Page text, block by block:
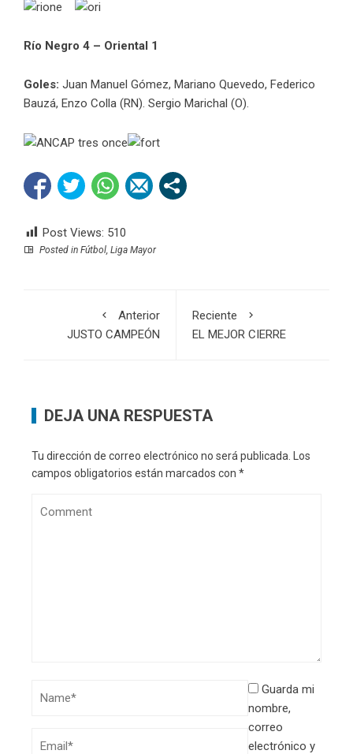
Río Negro 4 – Oriental 1
Goles: Juan Manuel Gómez, Mariano Quevedo, Federico
Bauzá, Enzo Colla (RN). Sergio Marichal (O).
Post Views: 510
Posted in Fútbol Liga Mayor
Anterior
JUSTO CAMPEÓN
Reciente
EL MEJOR CIERRE
DEJA UNA RESPUESTA
Tu dirección de correo electrónico no será publicada.
Los
campos obligatorios están marcados con *
Guarda mi
nombre,
correo
electrónico y